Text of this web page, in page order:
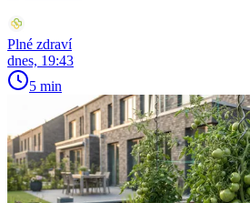
Plné zdraví
dnes, 19:43
5 min